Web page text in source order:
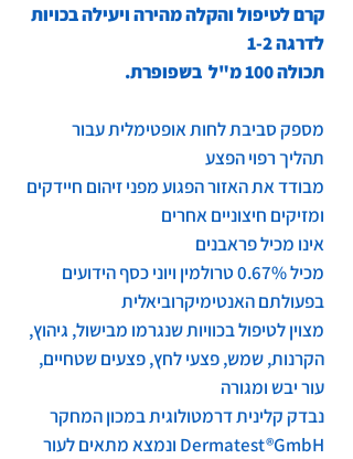
קרם לטיפול והקלה מהירהויעילה בכויות
לדרגה 1-2
תכולה 100 מ"ל בשפופרת.
מספק סביבת לחות אופטימלית עבור
תהליך רפוי הפצע
מבודד את האזור הפגוע מפני זיהום חיידקים
ומזיקים חיצוניים אחרים
אינו מכיל פראבנים
מכיל 0.67% טרולמין ויוני כסף הידועים
בפעולתם האנטימיקרוביאלית
מצוין לטיפול בכוויות שנגרמו מבישול, גיהוץ,
הקרנות, שמש, פצעי לחץ, פצעים שטחיים,
עור יבש ומגורה
נבדק קלינית דרמטולוגית במכון המחקר
Dermatest®GmbH ונמצא מתאים לעור